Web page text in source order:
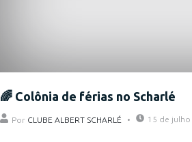
🌈 Colônia de férias no Scharlé
Por CLUBE ALBERT SCHARLÉ 15 de